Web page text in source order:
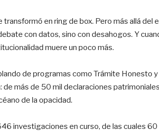
en ring de box. Pero más allá del
con datos, sino con desahogos. Y
muere un poco más.
de programas como Trámite Honesto y
de más de 50 mil declaraciones
de la opacidad.
investigaciones en curso, de las cuales 60